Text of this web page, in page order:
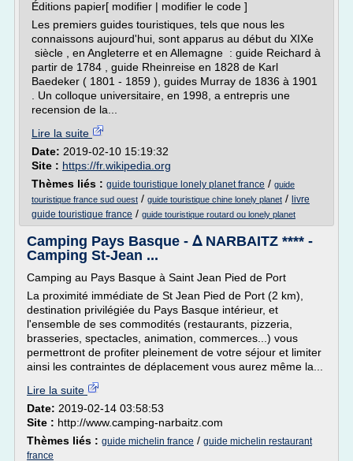
Éditions papier[ modifier | modifier le code ]
Les premiers guides touristiques, tels que nous les
connaissons aujourd'hui, sont apparus au début du XIXe
siècle , en Angleterre et en Allemagne : guide Reichard à
partir de 1784 , guide Rheinreise en 1828 de Karl
Baedeker ( 1801 - 1859 ), guides Murray de 1836 à 1901
. Un colloque universitaire, en 1998, a entrepris une
recension de la...
Lire la suite
Date: 2019-02-10 15:19:32
Site : https://fr.wikipedia.org
Thèmes liés : guide touristique lonely planet france / guide
touristique france sud ouest / guide touristique chine lonely planet / livre
guide touristique france / guide touristique routard ou lonely planet
Camping Pays Basque - ᐃ NARBAITZ **** -
Camping St-Jean ...
Camping au Pays Basque à Saint Jean Pied de Port
La proximité immédiate de St Jean Pied de Port (2 km),
destination privilégiée du Pays Basque intérieur, et
l'ensemble de ses commodités (restaurants, pizzeria,
brasseries, spectacles, animation, commerces...) vous
permettront de profiter pleinement de votre séjour et limiter
ainsi les contraintes de déplacement vous aurez même la...
Lire la suite
Date: 2019-02-14 03:58:53
Site : http://www.camping-narbaitz.com
Thèmes liés : guide michelin france / guide michelin restaurant
france